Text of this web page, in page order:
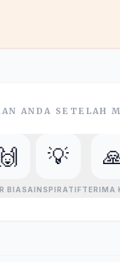
ANDA SETELAH
BIASA
💡
INSPIRATIFTERIMA